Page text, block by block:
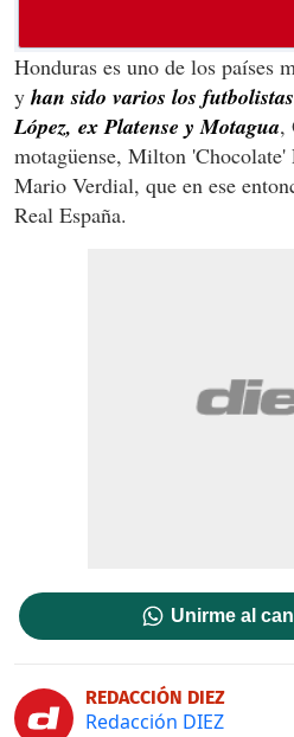
Honduras es uno de los países
y han sido varios los
López, ex Platense y Motagua,
motagüense, Milton
Mario Verdial, que en ese
Real España.
Unirme al
REDACCIÓN DIEZ
Redacción DIEZ